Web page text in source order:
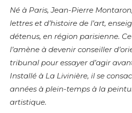
Né à Paris, Jean-Pierre
lettres et d’histoire de l’art,
détenus, en région parisienne.
l’amène à devenir conseiller
tribunal pour essayer d’agir
Installé à La Livinière, il se
années à plein-temps à la
artistique.